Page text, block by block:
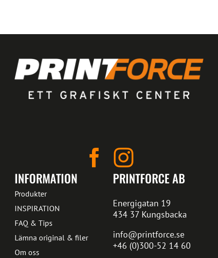
PRINTFORCE AB
Energigatan 19
434 37 Kungsbacka
info@printforce.se
+46 (0)300-52 14 60
INFORMATION
Produkter
INSPIRATION
FAQ & Tips
Lämna original & filer
Om oss